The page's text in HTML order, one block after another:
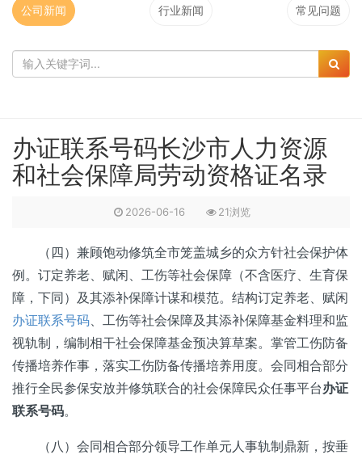
公司新闻 行业新闻 常见问题
办证联系号码长沙市人力资源
和社会保障局劳动资格证名录
2026-06-16 21浏览
（四）兼顾饱动修筑全市笼盖城乡的众方针社会保护体
例。订定养老、赋闲、工伤等社会保障（不含医疗、生育保
障，下同）及其添补保障计谋和模范。结构订定养老、赋闲
办证联系号码、工伤等社会保障及其添补保障基金料理和监
视轨制，编制相干社会保障基金预决算草案。掌管工伤防备
传播培养作事，落实工伤防备传播培养用度。会同相合部分
推行全民参保安放并修筑联合的社会保障民众任事平台办证
联系号码。
（八）会同相合部分领导工作单元人事轨制鼎新，按垂